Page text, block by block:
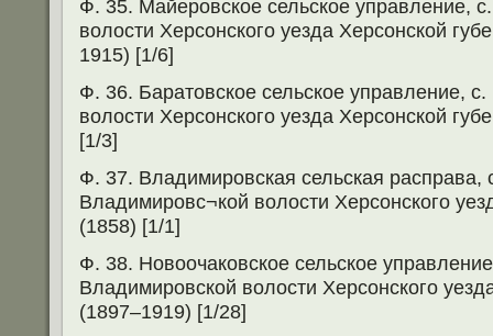
Ф. 35. Майеровское сельское управление,
волости Херсонского уезда Херсонской
1915) [1/6]
Ф. 36. Баратовское сельское управление,
волости Херсонского уезда Херсонской
[1/3]
Ф. 37. Владимировская сельская расправа,
Владимировс¬кой волости Херсонского
(1858) [1/1]
Ф. 38. Новоочаковское сельское
Владимировской волости Херсонского
(1897–1919) [1/28]